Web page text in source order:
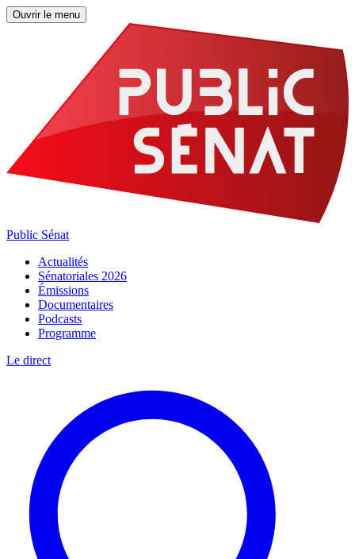
Ouvrir le menu
Public Sénat
Actualités
Sénatoriales 2026
Émissions
Documentaires
Podcasts
Programme
Le direct